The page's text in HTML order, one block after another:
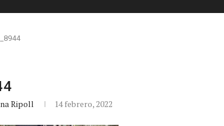
Ripoll 14 febrero, 2022